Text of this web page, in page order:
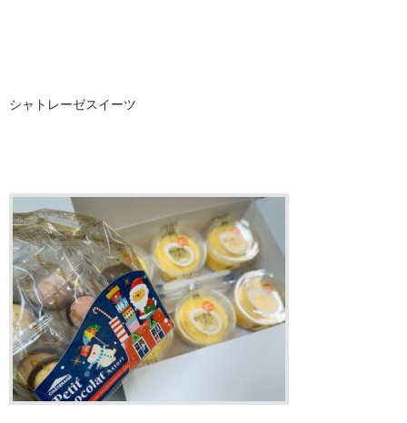
シャトレーゼスイーツ